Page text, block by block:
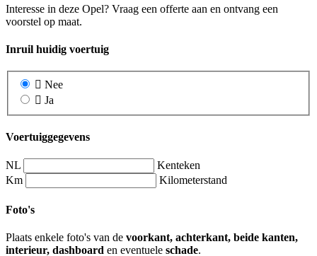
Interesse in deze Opel? Vraag een offerte aan en ontvang een
voorstel op maat.
Inruil huidig voertuig
Nee
Ja
Voertuiggegevens
NL
Kenteken
Km
Kilometerstand
Foto's
Plaats enkele foto's van de voorkant, achterkant, beide kanten,
interieur, dashboard en eventuele schade.